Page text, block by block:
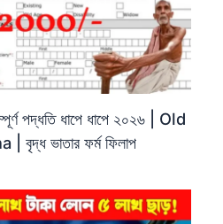
পদ্ধতি ধাপে ধাপে ২০২৬ | Old
ভাতার ফর্ম ফিলাপ